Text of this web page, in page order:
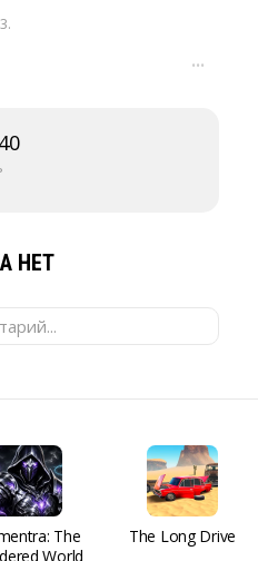
.
···
НЕТ
The
World
The Long Drive